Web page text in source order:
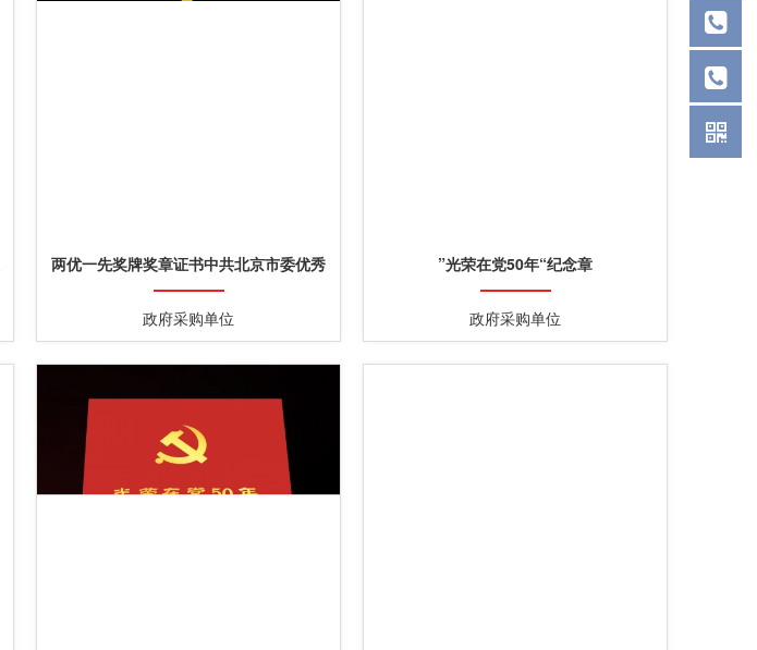
两优一先奖牌奖章证书中共北京市委优秀
党务工作者证章奖章勋章证书
政府采购单位
”光荣在党50年“纪念章
政府采购单位